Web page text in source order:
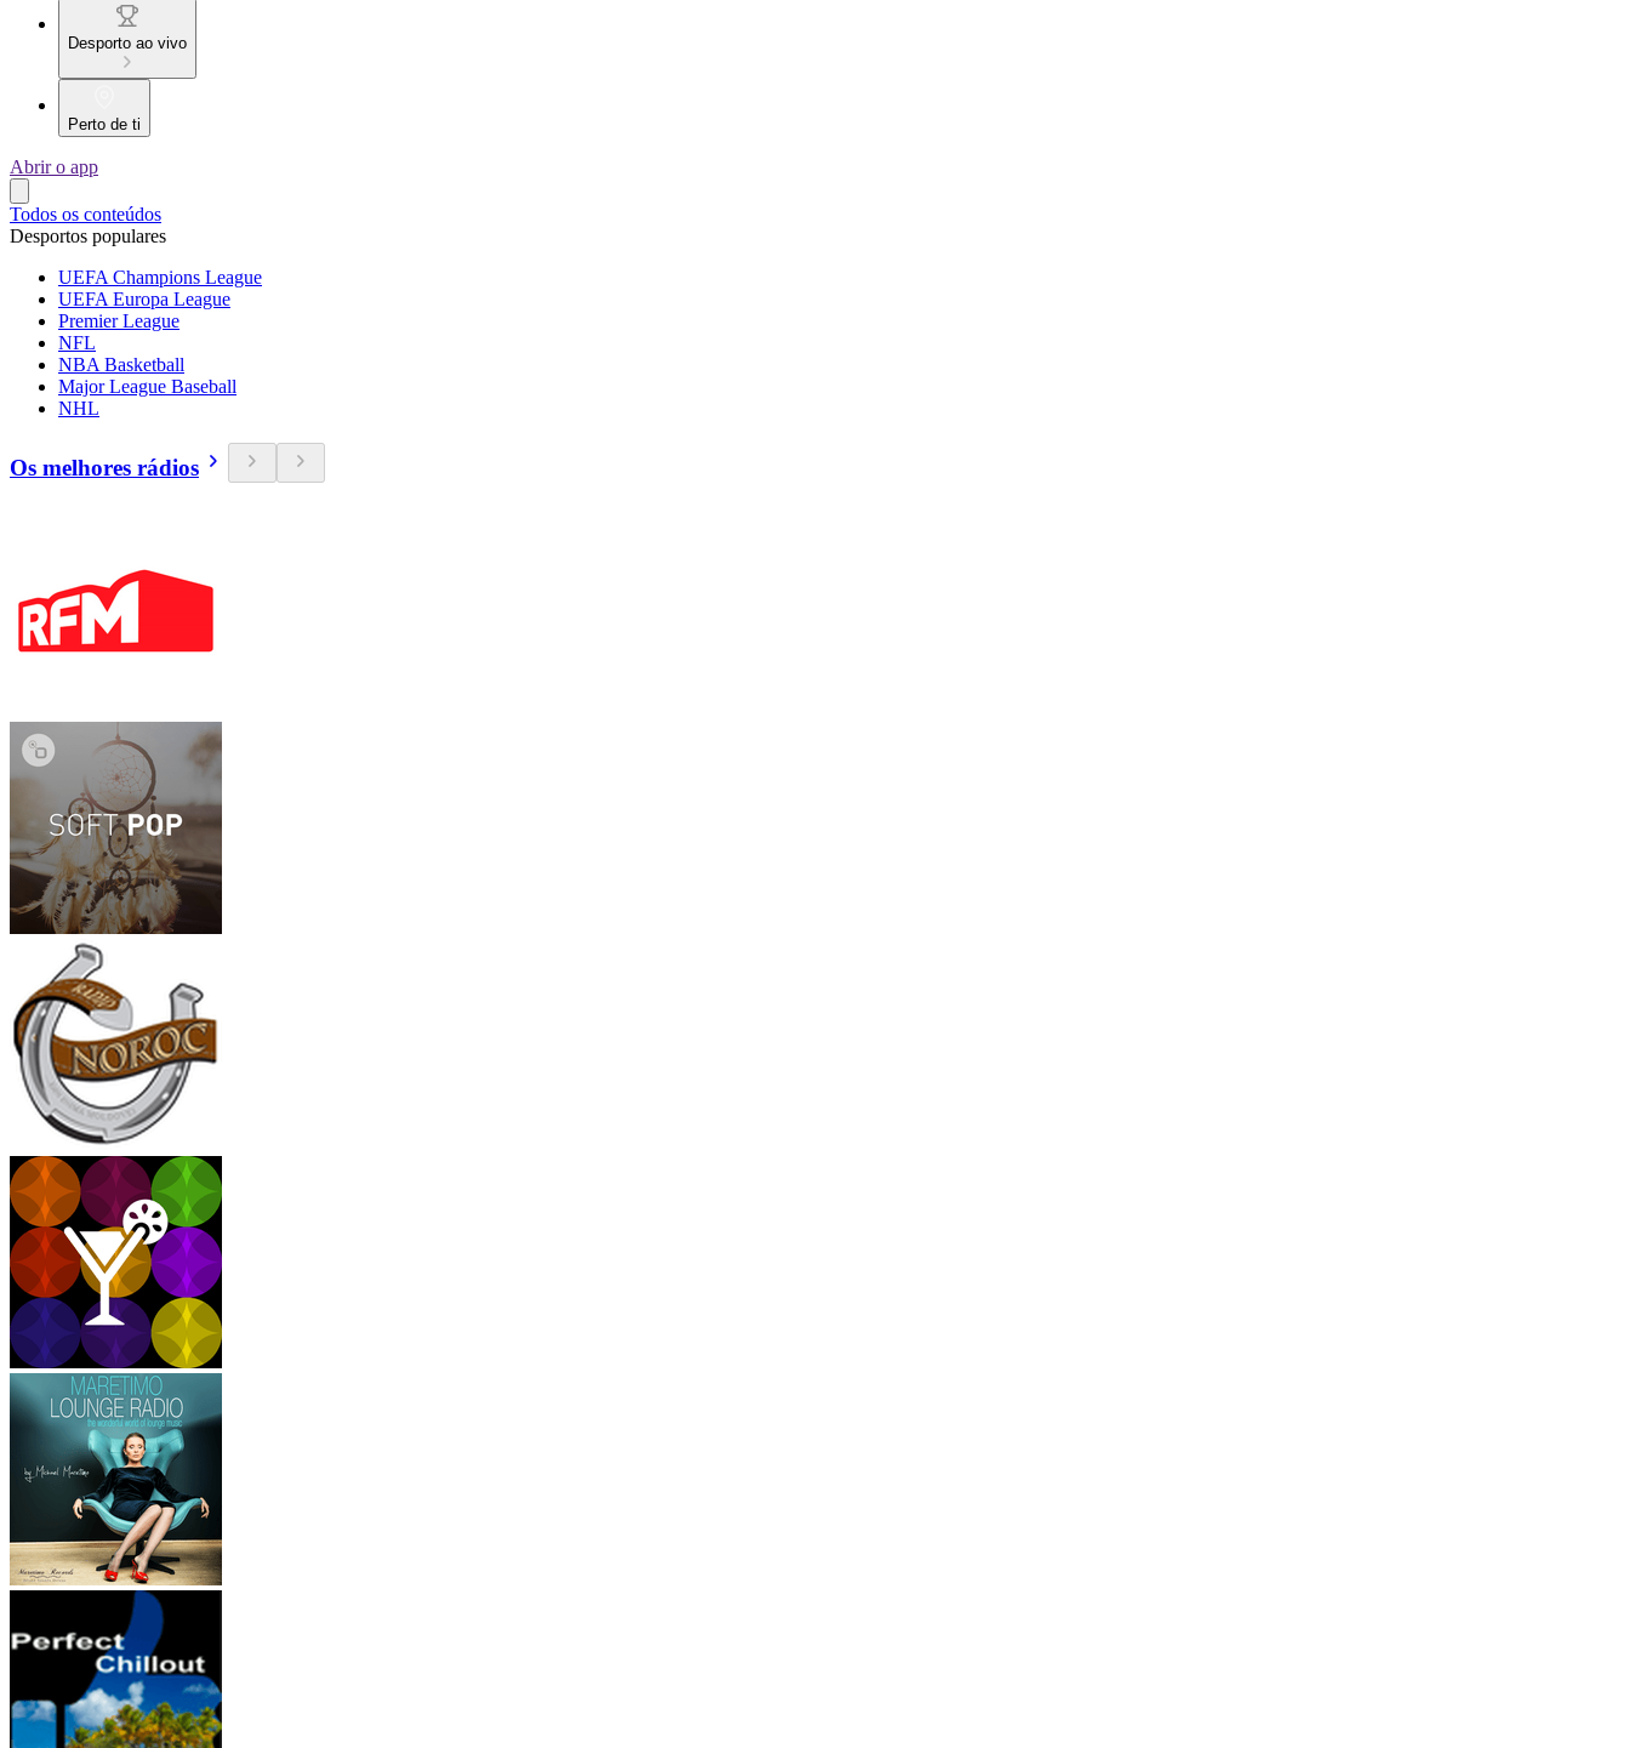
Desporto ao vivo
Perto de ti
Abrir o app
Todos os conteúdos
Desportos populares
UEFA Champions League
UEFA Europa League
Premier League
NFL
NBA Basketball
Major League Baseball
NHL
Os melhores rádios